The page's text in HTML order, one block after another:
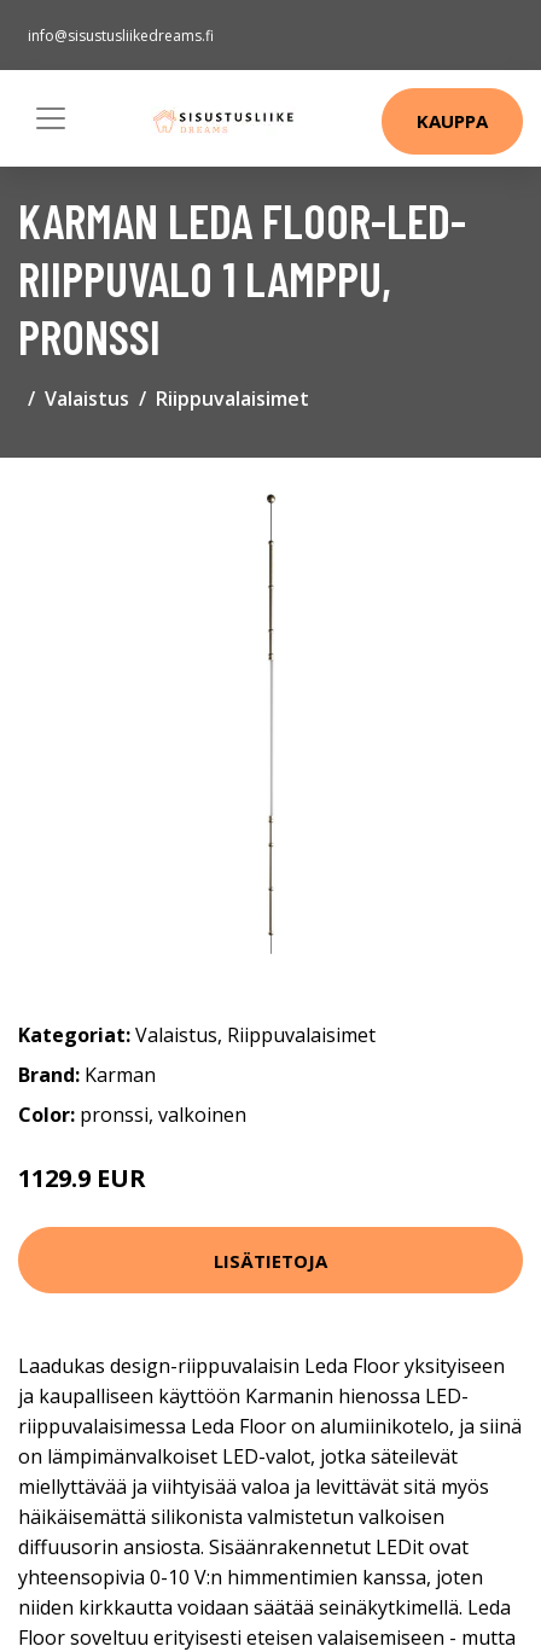
info@sisustusliikedreams.fi
KAUPPA
KARMAN LEDA FLOOR-LED-
RIIPPUVALO 1 LAMPPU,
PRONSSI
Valaistus Riippuvalaisimet
Kategoriat:Valaistus, Riippuvalaisimet
Brand: Karman
Color: pronssi, valkoinen
1129.9 EUR
LISÄTIETOJA
Laadukas design-riippuvalaisin Leda Floor yksityiseen
ja kaupalliseen käyttöön Karmanin hienossa LED-
riippuvalaisimessa Leda Floor on alumiinikotelo, ja siinä
on lämpimänvalkoiset LED-valot, jotka säteilevät
miellyttävää ja viihtyisää valoa ja levittävät sitä myös
häikäisemättä silikonista valmistetun valkoisen
diffuusorin ansiosta. Sisäänrakennetut LEDit ovat
yhteensopivia 0-10 V:n himmentimien kanssa, joten
niiden kirkkautta voidaan säätää seinäkytkimellä. Leda
Floor soveltuu erityisesti eteisen valaisemiseen - mutta